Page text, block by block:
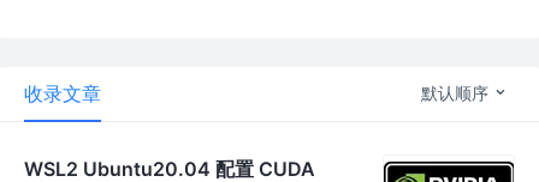
收录文章 默认顺序
WSL2 Ubuntu20.04 配置 CUDA